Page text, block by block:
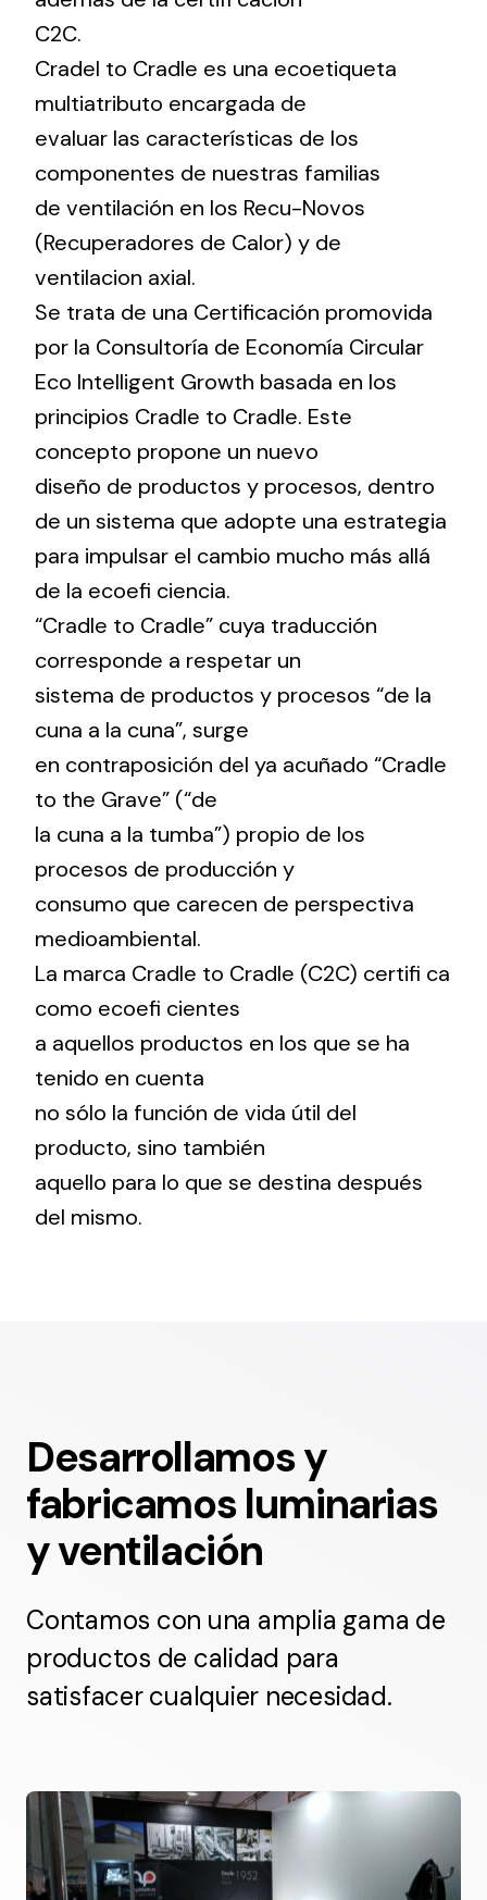
C2C.
Cradel to Cradle es una ecoetiqueta
multiatributo encargada de
evaluar las características de los
componentes de nuestras familias
de ventilación en los Recu-Novos
(Recuperadores de Calor) y de
ventilacion axial.
Se trata de una Certificación promovida
por la Consultoría de Economía Circular
Eco Intelligent Growth basada en los
principios Cradle to Cradle. Este
concepto propone un nuevo
diseño de productos y procesos, dentro
de un sistema que adopte una estrategia
para impulsar el cambio mucho más allá
de la ecoefi ciencia.
“Cradle to Cradle” cuya traducción
corresponde a respetar un
sistema de productos y procesos “de la
cuna a la cuna”, surge
en contraposición del ya acuñado “Cradle
to the Grave” (“de
la cuna a la tumba”) propio de los
procesos de producción y
consumo que carecen de perspectiva
medioambiental.
La marca Cradle to Cradle (C2C) certifi ca
como ecoefi cientes
a aquellos productos en los que se ha
tenido en cuenta
no sólo la función de vida útil del
producto, sino también
aquello para lo que se destina después
del mismo.
Desarrollamos y
fabricamos luminarias
y ventilación
Contamos con una amplia gama de
productos de calidad para
satisfacer cualquier necesidad.